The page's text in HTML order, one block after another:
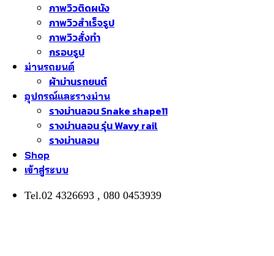
ภาพวิวติดผนัง
ภาพวิวสำเร็จรูป
ภาพวิวสั่งทำ
กรอบรูป
ม่านรถยนต์
ผ้าม่านรถยนต์
อุปกรณ์และรางม่าน
รางม่านลอน Snake shape11
รางม่านลอน รุ่น Wavy rail
รางม่านลอน
Shop
เข้าสู่ระบบ
Tel.02 4326693 , 080 0453939